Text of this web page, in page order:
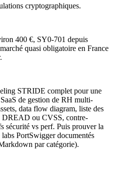
cryptographiques.
400 €, SY0-701 depuis
quasi obligatoire en France
STRIDE complet pour une
de gestion de RH multi-
data flow diagram, liste des
DREAD ou CVSS, contre-
sécurité vs perf. Puis prouver la
PortSwigger documentés
par catégorie).